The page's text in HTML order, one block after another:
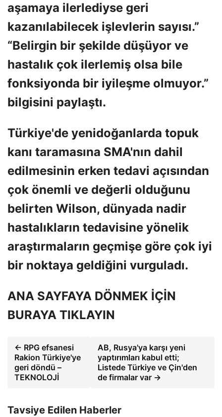
aşamaya ilerlediyse geri
kazanılabilecek işlevlerin sayısı.”
“Belirgin bir şekilde düşüyor ve
hastalık çok ilerlemiş olsa bile
fonksiyonda bir iyileşme olmuyor.”
bilgisini paylaştı.
Türkiye'de yenidoğanlarda topuk
kanı taramasına SMA'nın dahil
edilmesinin erken tedavi açısından
çok önemli ve değerli olduğunu
belirten Wilson, dünyada nadir
hastalıkların tedavisine yönelik
araştırmaların geçmişe göre çok iyi
bir noktaya geldiğini vurguladı.
ANA SAYFAYA DÖNMEK İÇİN
BURAYA TIKLAYIN
← RPG efsanesi
Rakion Türkiye'ye
geri döndü –
TEKNOLOJİ
AB, Rusya'ya karşı yeni
yaptırımları kabul etti;
Listede Türkiye ve Çin'den
de firmalar var →
Tavsiye Edilen Haberler